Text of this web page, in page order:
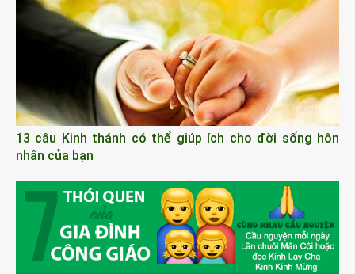
13 câu Kinh thánh có thể giúp ích cho đời sống hôn
nhân của bạn